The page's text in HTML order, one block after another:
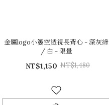
金屬logo小簍空透視長背心 - 深灰綠
/ 白 - 限量
NT$1,150 NT$1,480